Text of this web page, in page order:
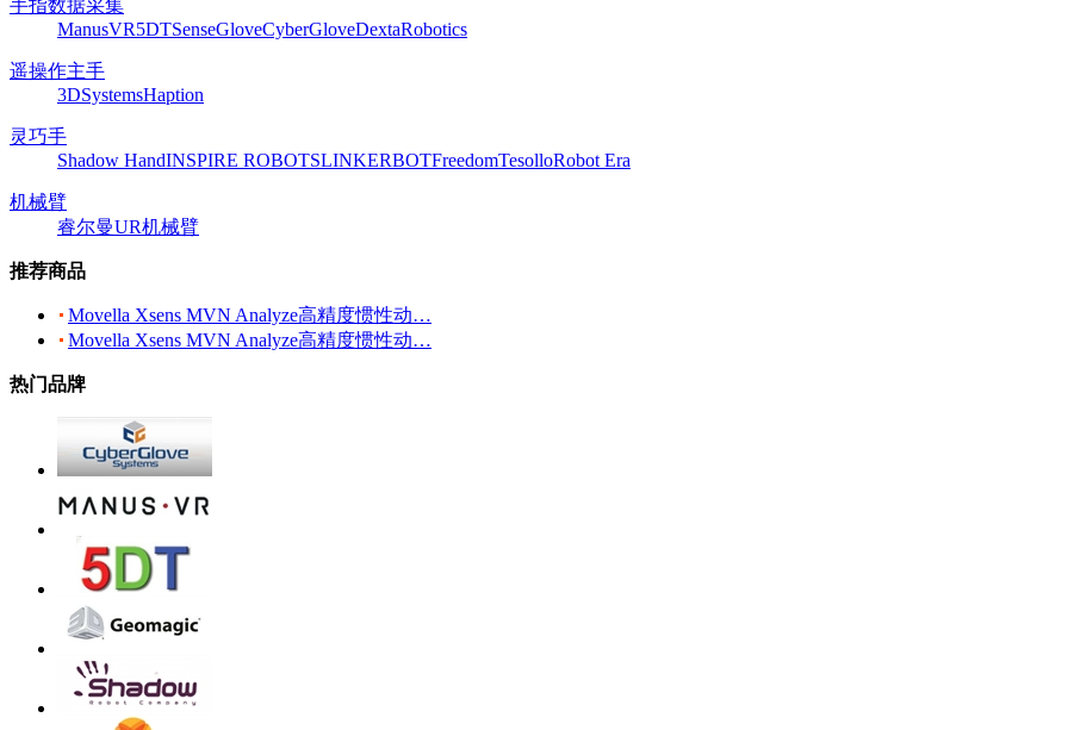
手指数据采集
ManusVR5DTSenseGloveCyberGloveDextaRobotics
遥操作主手
3DSystemsHaption
灵巧手
Shadow HandINSPIRE ROBOTSLINKERBOTFreedomTesolloRobot Era
机械臂
睿尔曼UR机械臂
推荐商品
Movella Xsens MVN Analyze高精度惯性动…
Movella Xsens MVN Analyze高精度惯性动…
热门品牌